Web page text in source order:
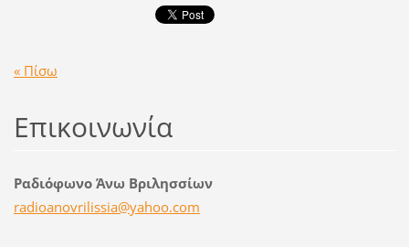
« Πίσω
Επικοινωνία
Ραδιόφωνο Άνω Βριλησσίων
radioanovrilissia@yahoo.com